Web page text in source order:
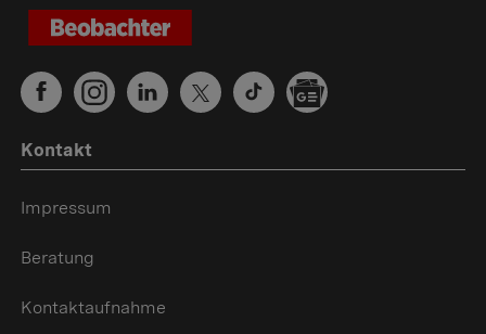
Kontakt
Impressum
Beratung
Kontaktaufnahme